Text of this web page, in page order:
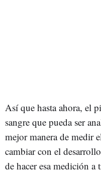
Así que hasta ahora, el
sangre que pueda ser
mejor manera de medir
cambiar con el
de hacer esa medición a